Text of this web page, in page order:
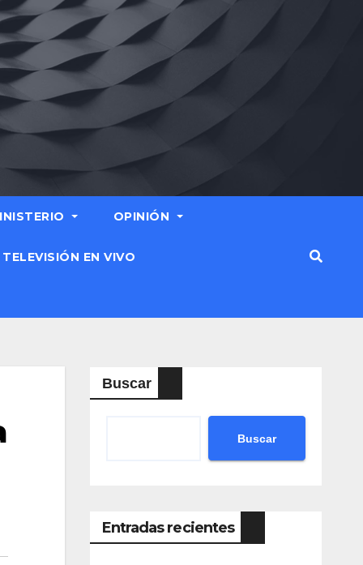
OPINIÓN
TELEVISIÓN EN VIVO
Buscar
Buscar
Entradas recientes